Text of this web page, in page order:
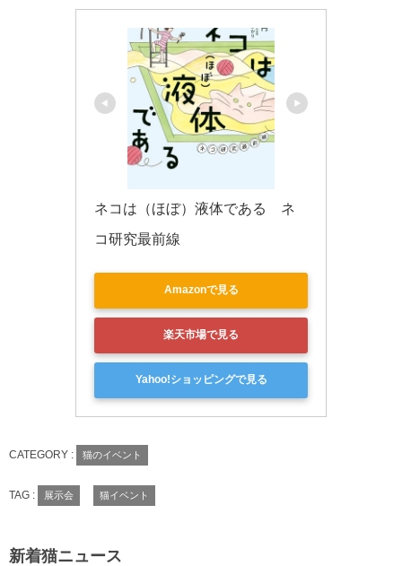
ネコは（ほぼ）液体である　ネ
コ研究最前線
Amazonで見る
楽天市場で見る
Yahoo!ショッピングで見る
CATEGORY : 猫のイベント
TAG : 展示会 猫イベント
新着猫ニュース